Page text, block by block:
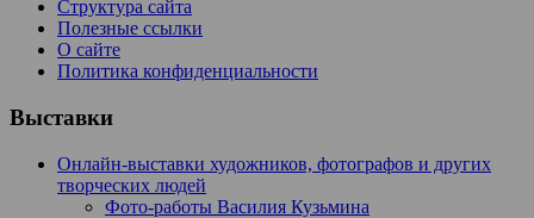
Структура сайта
Полезные ссылки
О сайте
Политика конфиденциальности
Выставки
Онлайн-выставки художников, фотографов и других
творческих людей
Фото-работы Василия Кузьмина